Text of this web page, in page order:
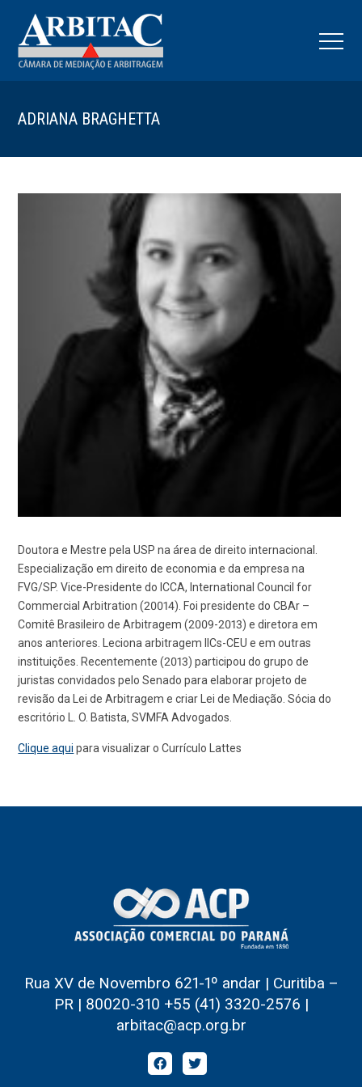
ADRIANA BRAGHETTA
Doutora e Mestre pela USP na área de direito internacional.
Especialização em direito de economia e da empresa na
FVG/SP. Vice-Presidente do ICCA, International Council for
Commercial Arbitration (20014). Foi presidente do CBAr –
Comitê Brasileiro de Arbitragem (2009-2013) e diretora em
anos anteriores. Leciona arbitragem IICs-CEU e em outras
instituições. Recentemente (2013) participou do grupo de
juristas convidados pelo Senado para elaborar projeto de
revisão da Lei de Arbitragem e criar Lei de Mediação. Sócia do
escritório L. O. Batista, SVMFA Advogados.
Clique aqui para visualizar o Currículo Lattes
Rua XV de Novembro 621-1º andar | Curitiba –
PR | 80020-310 +55 (41) 3320-2576 |
arbitac@acp.org.br